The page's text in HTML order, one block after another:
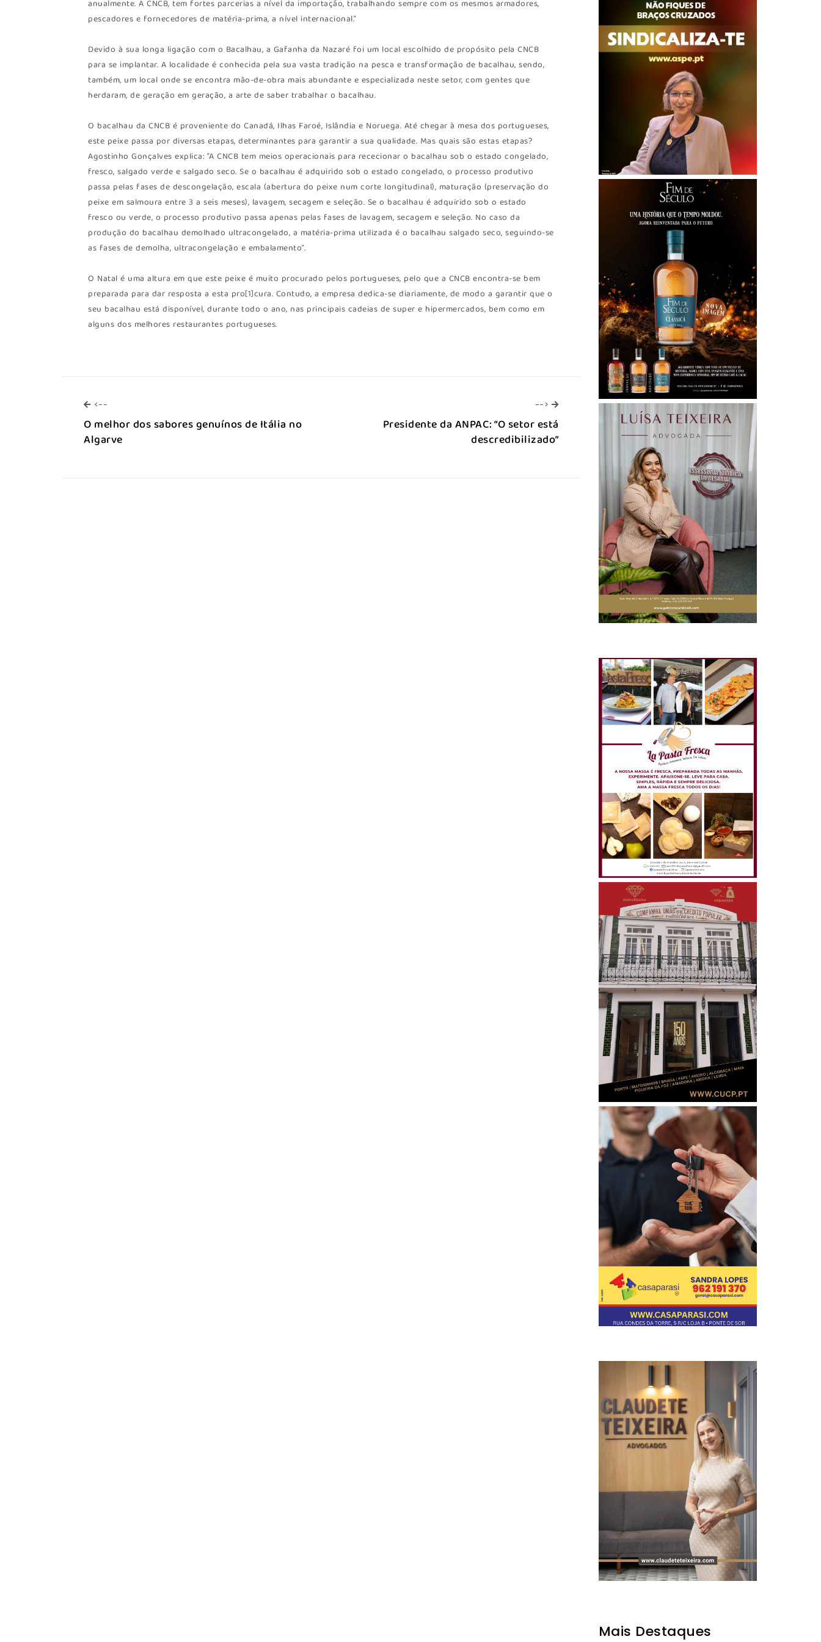
anualmente. A CNCB, tem fortes parcerias a nível da importação, trabalhando sempre com os mesmos armadores,
pescadores e fornecedores de matéria-prima, a nível internacional.”
Devido à sua longa ligação com o Bacalhau, a Gafanha da Nazaré foi um local escolhido de propósito pela CNCB
para se implantar. A localidade é conhecida pela sua vasta tradição na pesca e transformação de bacalhau, sendo,
também, um local onde se encontra mão-de-obra mais abundante e especializada neste setor, com gentes que
herdaram, de geração em geração, a arte de saber trabalhar o bacalhau.
O bacalhau da CNCB é proveniente do Canadá, Ilhas Faroé, Islândia e Noruega. Até chegar à mesa dos portugueses,
este peixe passa por diversas etapas, determinantes para garantir a sua qualidade. Mas quais são estas etapas?
Agostinho Gonçalves explica: “A CNCB tem meios operacionais para rececionar o bacalhau sob o estado congelado,
fresco, salgado verde e salgado seco. Se o bacalhau é adquirido sob o estado congelado, o processo produtivo
passa pelas fases de descongelação, escala (abertura do peixe num corte longitudinal), maturação (preservação do
peixe em salmoura entre 3 a seis meses), lavagem, secagem e seleção. Se o bacalhau é adquirido sob o estado
fresco ou verde, o processo produtivo passa apenas pelas fases de lavagem, secagem e seleção. No caso da
produção do bacalhau demolhado ultracongelado, a matéria-prima utilizada é o bacalhau salgado seco, seguindo-se
as fases de demolha, ultracongelação e embalamento”.
O Natal é uma altura em que este peixe é muito procurado pelos portugueses, pelo que a CNCB encontra-se bem
preparada para dar resposta a esta pro[1]cura. Contudo, a empresa dedica-se diariamente, de modo a garantir que o
seu bacalhau está disponível, durante todo o ano, nas principais cadeias de super e hipermercados, bem como em
alguns dos melhores restaurantes portugueses.
<--
O melhor dos sabores genuínos de Itália no
Algarve
--> -->
Presidente da ANPAC: “O setor está
descredibilizado”
Mais Destaques